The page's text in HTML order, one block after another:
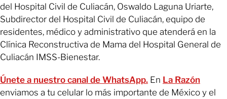
del Hospital Civil de Culiacán, Oswaldo Laguna Uriarte,
Subdirector del Hospital Civil de Culiacán, equipo de
residentes, médico y administrativo que atenderá en la
Clínica Reconstructiva de Mama del Hospital General de
Culiacán IMSS-Bienestar.
Únete a nuestro canal de WhatsApp. En La Razón
enviamos a tu celular lo más importante de México y el